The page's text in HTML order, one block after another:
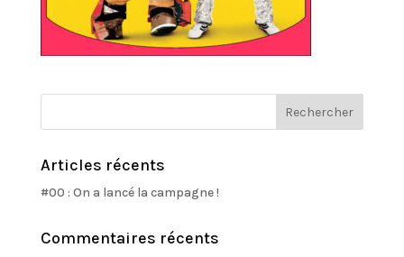
Articles récents
#00 : On a lancé la campagne !
Commentaires récents